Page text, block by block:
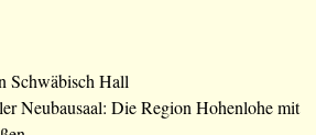
Schwäbisch Hall
Neubausaal: Die Region Hohenlohe mit